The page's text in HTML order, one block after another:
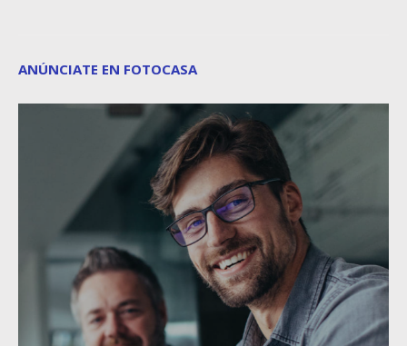
ANÚNCIATE EN FOTOCASA